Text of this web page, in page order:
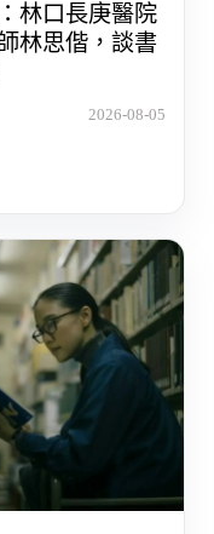
林口長庚醫院
林思偕，談書
2026-08-05